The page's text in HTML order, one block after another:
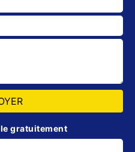
gratuitement